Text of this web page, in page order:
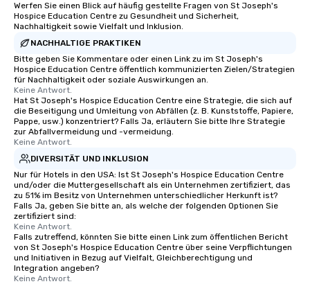
Werfen Sie einen Blick auf häufig gestellte Fragen von St Joseph's
Hospice Education Centre zu Gesundheit und Sicherheit,
Nachhaltigkeit sowie Vielfalt und Inklusion.
NACHHALTIGE PRAKTIKEN
Bitte geben Sie Kommentare oder einen Link zu im St Joseph's
Hospice Education Centre öffentlich kommunizierten Zielen/Strategien
für Nachhaltigkeit oder soziale Auswirkungen an.
Keine Antwort.
Hat St Joseph's Hospice Education Centre eine Strategie, die sich auf
die Beseitigung und Umleitung von Abfällen (z. B. Kunststoffe, Papiere,
Pappe, usw.) konzentriert? Falls Ja, erläutern Sie bitte Ihre Strategie
zur Abfallvermeidung und -vermeidung.
Keine Antwort.
DIVERSITÄT UND INKLUSION
Nur für Hotels in den USA: Ist St Joseph's Hospice Education Centre
und/oder die Muttergesellschaft als ein Unternehmen zertifiziert, das
zu 51% im Besitz von Unternehmen unterschiedlicher Herkunft ist?
Falls Ja, geben Sie bitte an, als welche der folgenden Optionen Sie
zertifiziert sind:
Keine Antwort.
Falls zutreffend, könnten Sie bitte einen Link zum öffentlichen Bericht
von St Joseph's Hospice Education Centre über seine Verpflichtungen
und Initiativen in Bezug auf Vielfalt, Gleichberechtigung und
Integration angeben?
Keine Antwort.